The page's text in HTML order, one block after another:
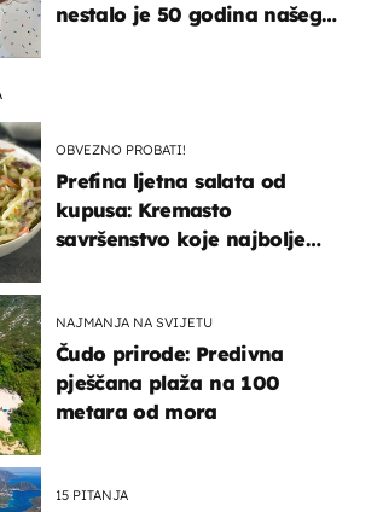
nestalo je 50 godina našeg
OBVEZNO PROBATI!
Prefina ljetna salata od
kupusa: Kremasto
savršenstvo koje najbolje
NAJMANJA NA SVIJETU
Čudo prirode: Predivna
pješčana plaža na 100
metara od mora
15 PITANJA